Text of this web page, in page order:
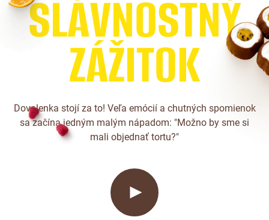
SLÁVNOSTNÝ
ZÁŽITOK
Dovolenka stojí za to! Veľa emócií a chutných spomienok
sa začína jedným malým nápadom: "Možno by sme si
mali objednať tortu?"